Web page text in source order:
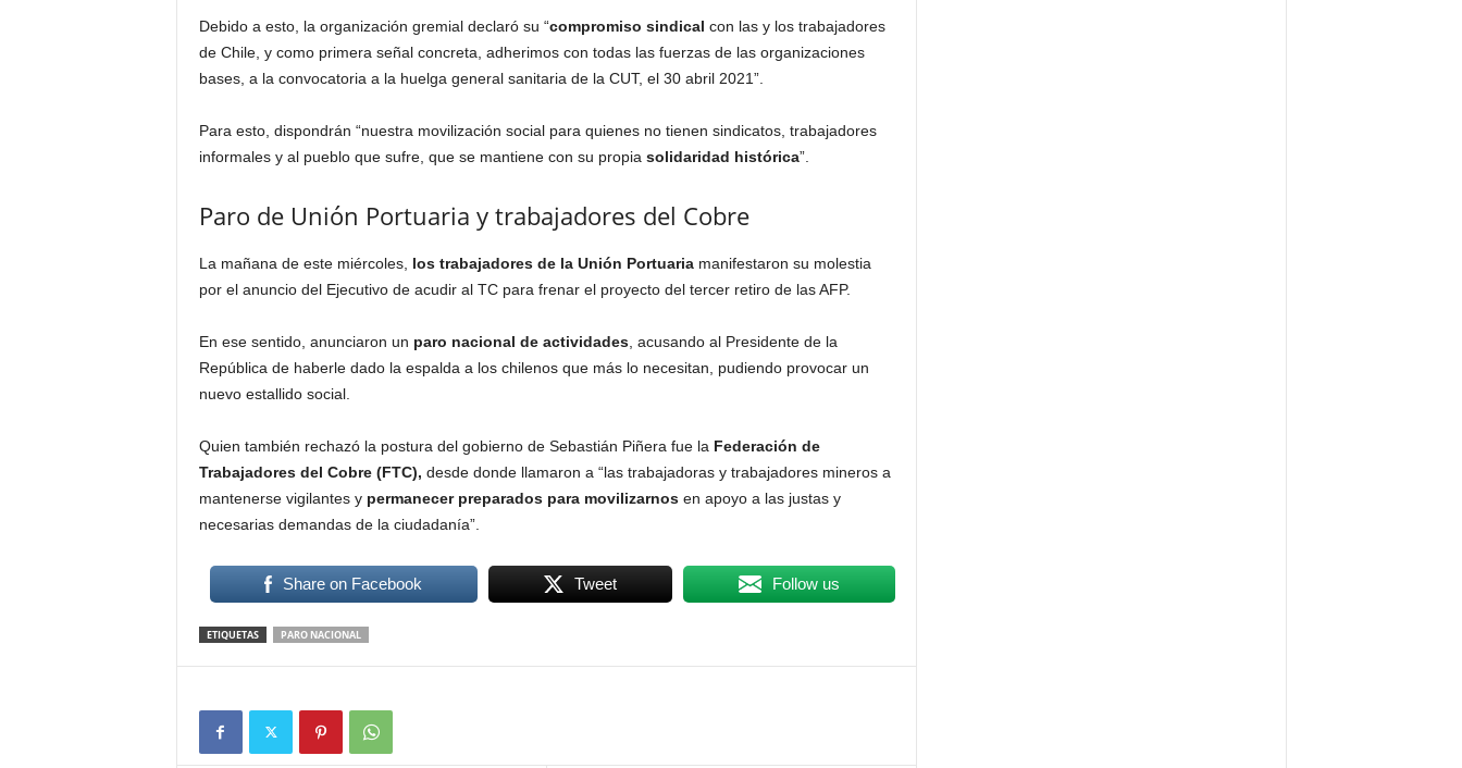
Debido a esto, la organización gremial declaró su “compromiso sindical con las y los trabajadores
de Chile, y como primera señal concreta, adherimos con todas las fuerzas de las organizaciones
bases, a la convocatoria a la huelga general sanitaria de la CUT, el 30 abril 2021”.
Para esto, dispondrán “nuestra movilización social para quienes no tienen sindicatos, trabajadores
informales y al pueblo que sufre, que se mantiene con su propia solidaridad histórica”.
Paro de Unión Portuaria y trabajadores del Cobre
La mañana de este miércoles, los trabajadores de la Unión Portuariamanifestaron su molestia
por el anuncio del Ejecutivo de acudir al TC para frenar el proyecto del tercer retiro de las AFP.
En ese sentido, anunciaron un paro nacional de actividades, acusando al Presidente de la
República de haberle dado la espalda a los chilenos que más lo necesitan, pudiendo provocar un
nuevo estallido social.
Quien también rechazó la postura del gobierno de Sebastián Piñera fue la Federación de
Trabajadores del Cobre (FTC), desde donde llamaron a “las trabajadoras y trabajadores mineros a
mantenerse vigilantes y permanecer preparados para movilizarnosen apoyo a las justas y
necesarias demandas de la ciudadanía”.
Share on Facebook Tweet Follow us
ETIQUETAS PARO NACIONAL